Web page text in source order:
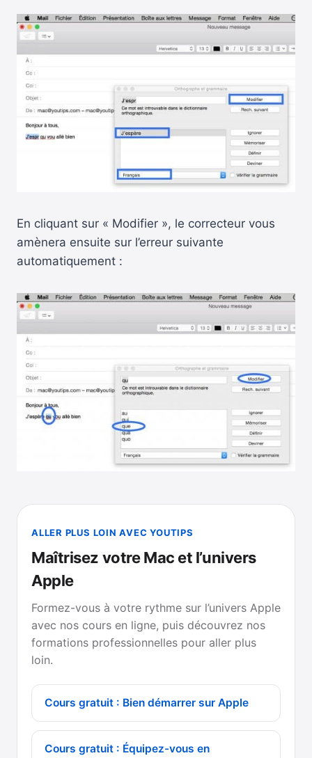
En cliquant sur « Modifier », le correcteur vous
amènera ensuite sur l’erreur suivante
automatiquement :
ALLER PLUS LOIN AVEC YOUTIPS
Maîtrisez votre Mac et l’univers
Apple
Formez-vous à votre rythme sur l’univers Apple
avec nos cours en ligne, puis découvrez nos
formations professionnelles pour aller plus
loin.
Cours gratuit : Bien démarrer sur Apple
Cours gratuit : Équipez-vous en